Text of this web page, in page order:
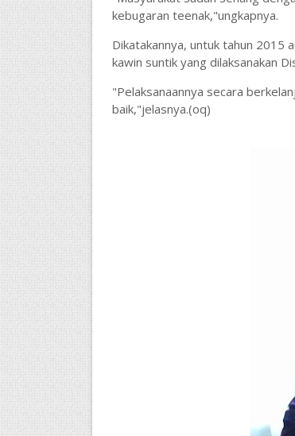
kebugaran teenak,"ungkapnya.
Dikatakannya, untuk tahun 2015
kawin suntik yang dilaksanakan
"Pelaksanaannya secara
baik,"jelasnya.(oq)